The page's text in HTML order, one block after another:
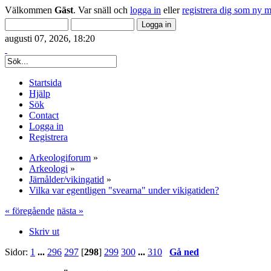
Välkommen Gäst. Var snäll och logga in ellerregistrera dig som ny
augusti 07, 2026, 18:20
Startsida
Hjälp
Sök
Contact
Logga in
Registrera
Arkeologiforum »
Arkeologi »
Järnålder/vikingatid »
Vilka var egentligen "svearna" under vikigatiden?
« föregående nästa »
Skriv ut
Sidor: 1 ... 296 297 [298] 299 300 ... 310 Gå ned